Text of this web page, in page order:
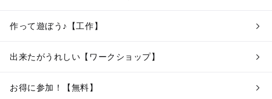
作って遊ぼう♪【工作】
出来たがうれしい【ワークショップ】
お得に参加！【無料】